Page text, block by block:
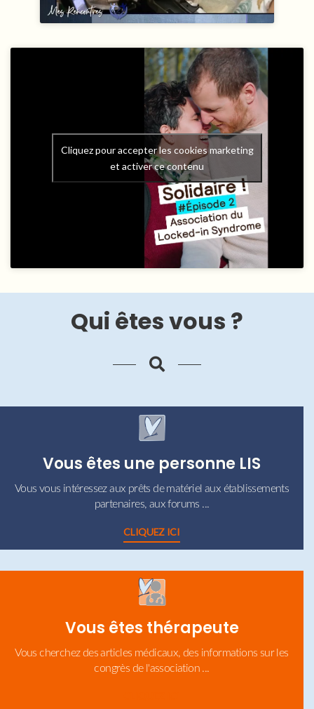
Cliquez pour accepter les cookies marketing
et activer ce contenu
Qui êtes vous ?
Vous êtes une personne LIS
Vous vous intéressez aux prêts de matériel aux établissements
partenaires, aux forums ...
CLIQUEZ ICI
Vous êtes thérapeute
Vous cherchez des articles médicaux, des informations sur les
congrès de l'association ...